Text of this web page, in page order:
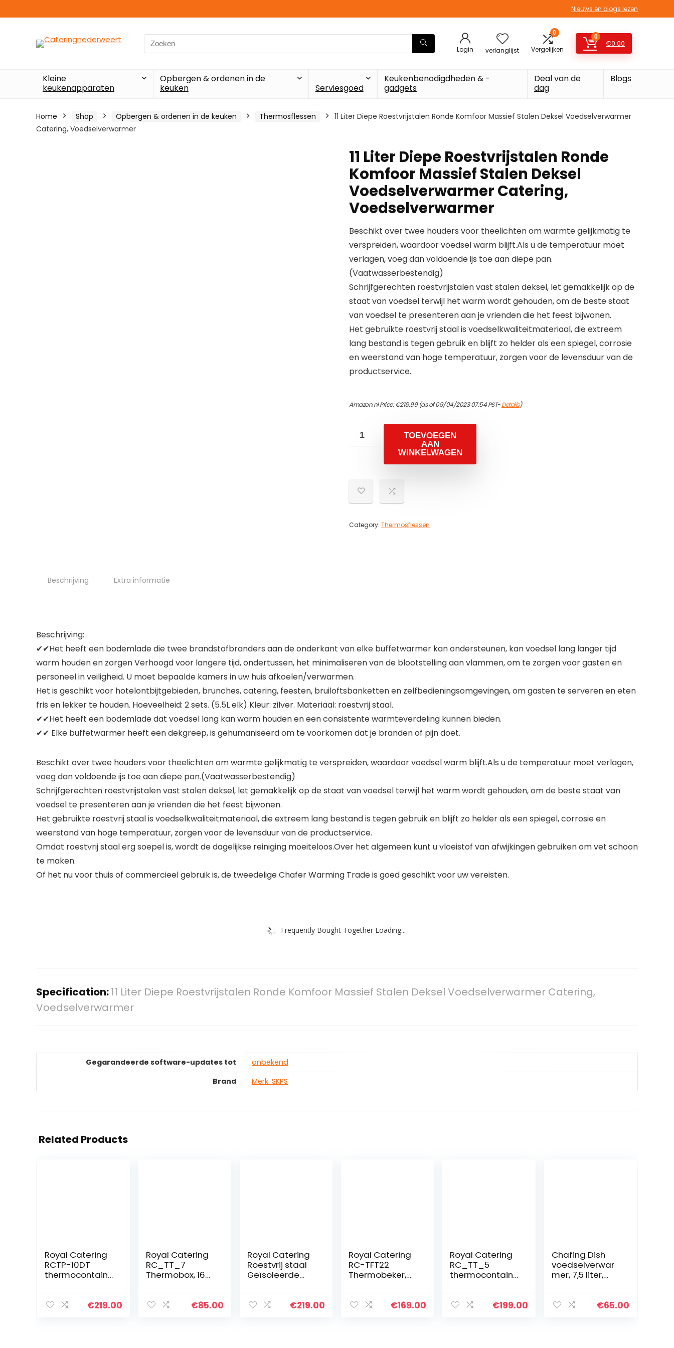
Nieuws en blogs lezen
Search
for:
Login verlanglijst
0
Vergelijken
0
€0.00
Kleine
keukenapparaten
Opbergen & ordenen in de
keuken
Serviesgoed
Keukenbenodigdheden & -
gadgets
Deal van de
dag
Blogs
Home Shop Opbergen & ordenen in de keuken Thermosflessen
11 Liter Diepe Roestvrijstalen Ronde Komfoor Massief Stalen Deksel Voedselverwarmer
Catering, Voedselverwarmer
11 Liter Diepe Roestvrijstalen Ronde
Komfoor Massief Stalen Deksel
Voedselverwarmer Catering,
Voedselverwarmer
Beschikt over twee houders voor theelichten om warmte gelijkmatig te
verspreiden, waardoor voedsel warm blijft.Als u de temperatuur moet
verlagen, voeg dan voldoende ijs toe aan diepe pan.
(Vaatwasserbestendig)
Schrijfgerechten roestvrijstalen vast stalen deksel, let gemakkelijk op de
staat van voedsel terwijl het warm wordt gehouden, om de beste staat
van voedsel te presenteren aan je vrienden die het feest bijwonen.
Het gebruikte roestvrij staal is voedselkwaliteitmateriaal, die extreem
lang bestand is tegen gebruik en blijft zo helder als een spiegel, corrosie
en weerstand van hoge temperatuur, zorgen voor de levensduur van de
productservice.
Amazon.nl Price:€216.99(as of 09/04/2023 07:54 PST-Details)
TOEVOEGEN
AAN
WINKELWAGEN
Category: Thermosflessen
Beschrijving Extra informatie
Beschrijving:
✔✔Het heeft een bodemlade die twee brandstofbranders aan de onderkant van elke buffetwarmer kan ondersteunen, kan voedsel lang langer tijd
warm houden en zorgen Verhoogd voor langere tijd, ondertussen, het minimaliseren van de blootstelling aan vlammen, om te zorgen voor gasten en
personeel in veiligheid. U moet bepaalde kamers in uw huis afkoelen/verwarmen.
Het is geschikt voor hotelontbijtgebieden, brunches, catering, feesten, bruiloftsbanketten en zelfbedieningsomgevingen, om gasten te serveren en eten
fris en lekker te houden. Hoeveelheid: 2 sets. (5.5L elk) Kleur: zilver. Materiaal: roestvrij staal.
✔✔Het heeft een bodemlade dat voedsel lang kan warm houden en een consistente warmteverdeling kunnen bieden.
✔✔ Elke buffetwarmer heeft een dekgreep, is gehumaniseerd om te voorkomen dat je branden of pijn doet.
Beschikt over twee houders voor theelichten om warmte gelijkmatig te verspreiden, waardoor voedsel warm blijft.Als u de temperatuur moet verlagen,
voeg dan voldoende ijs toe aan diepe pan.(Vaatwasserbestendig)
Schrijfgerechten roestvrijstalen vast stalen deksel, let gemakkelijk op de staat van voedsel terwijl het warm wordt gehouden, om de beste staat van
voedsel te presenteren aan je vrienden die het feest bijwonen.
Het gebruikte roestvrij staal is voedselkwaliteitmateriaal, die extreem lang bestand is tegen gebruik en blijft zo helder als een spiegel, corrosie en
weerstand van hoge temperatuur, zorgen voor de levensduur van de productservice.
Omdat roestvrij staal erg soepel is, wordt de dagelijkse reiniging moeiteloos.Over het algemeen kunt u vloeistof van afwijkingen gebruiken om vet schoon
te maken.
Of het nu voor thuis of commercieel gebruik is, de tweedelige Chafer Warming Trade is goed geschikt voor uw vereisten.
Frequently Bought Together Loading...
Specification:11 Liter Diepe Roestvrijstalen Ronde Komfoor Massief Stalen Deksel Voedselverwarmer Catering,
Voedselverwarmer
Gegarandeerde software-updates tot
‎onbekend
Brand
Merk: SKPS
Related Products
Royal Catering
RCTP-10DT
thermocontaine
ner voor
€219.00
Royal Catering
RC_TT_7
Thermobox, 16
isolatiebox,€85.00
Royal Catering
Roestvrij staal
Geïsoleerde
er
€219.00
Royal Catering
RC-TFT22
Thermobeker,
bodem, thermo
€169.00
Royal Catering
RC_TT_5
thermocontaine
warmhoudcont
€199.00
Chafing Dish
voedselverwar
mer, 7,5 liter,
ainer met
€65.00